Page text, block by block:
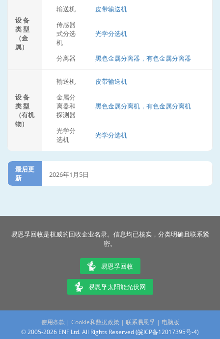
设 备
类 型
（金
属）
输送机
皮带输送机
传感器
式分选
机
光学分选机
分离器 黑色金属分离器，有色金属分离器
设 备
类 型
（有机
物）
输送机
皮带输送机
金属分
离器和
探测器
黑色金属分离机，有色金属分离机
光学分
选机
光学分选机
最后更
新
2026年1月5日
易恩孚回收是权威的回收企业名录。信息均已核实，分类明确且联系紧
密。
易恩孚回收
易恩孚太阳能光伏网
使用条款 | Cookie和数据政策| 联系易恩孚 | 电脑版
© 2005-2026 ENF Ltd. All Rights Reserved (皖ICP备12017395号-4)